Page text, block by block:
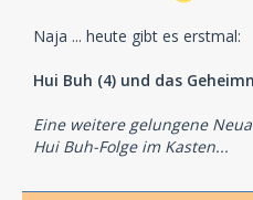
Naja ... heute gibt es erstmal:
Hui Buh (4) und das
Eine weitere gelungene
Hui Buh-Folge im Kasten...